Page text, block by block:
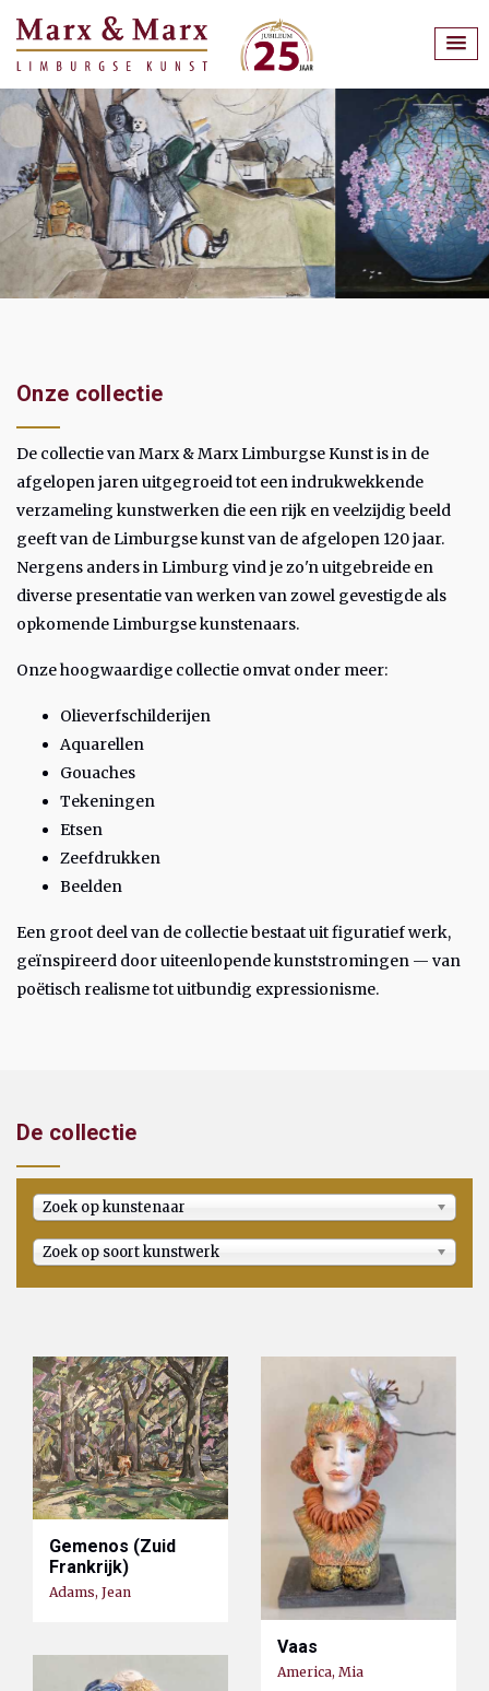
Onze collectie
De collectie van Marx & Marx Limburgse Kunst is in de
afgelopen jaren uitgegroeid tot een indrukwekkende
verzameling kunstwerken die een rijk en veelzijdig beeld
geeft van de Limburgse kunst van de afgelopen 120 jaar.
Nergens anders in Limburg vind je zo'n uitgebreide en
diverse presentatie van werken van zowel gevestigde als
opkomende Limburgse kunstenaars.
Onze hoogwaardige collectie omvat onder meer:
Olieverfschilderijen
Aquarellen
Gouaches
Tekeningen
Etsen
Zeefdrukken
Beelden
Een groot deel van de collectie bestaat uit figuratief werk,
geïnspireerd door uiteenlopende kunststromingen — van
poëtisch realisme tot uitbundig expressionisme.
De collectie
Zoek op kunstenaar
Zoek op soort kunstwerk
Gemenos (Zuid
Frankrijk)
Adams, Jean
Vaas
America, Mia